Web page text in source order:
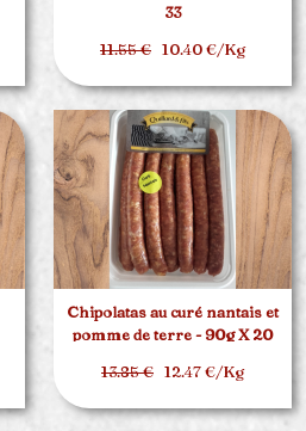
33
11.55 € 10.40 €/Kg
Chipolatas au curé nantais et
pomme de terre - 90g X 20
13.85 € 12.47 €/Kg